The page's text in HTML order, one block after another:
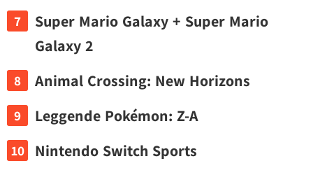
Super Mario Galaxy + Super Mario
Galaxy 2
Animal Crossing: New Horizons
Leggende Pokémon: Z-A
Nintendo Switch Sports